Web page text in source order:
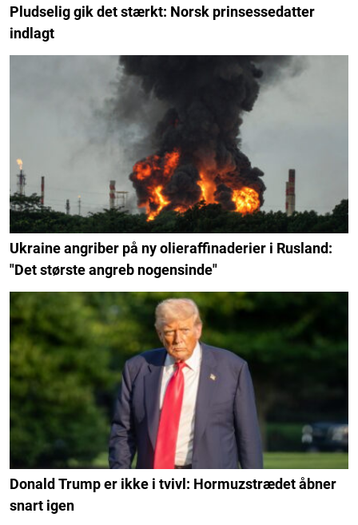
Pludselig gik det stærkt: Norsk prinsessedatter
indlagt
Ukraine angriber på ny olieraffinaderier i Rusland:
"Det største angreb nogensinde"
Donald Trump er ikke i tvivl: Hormuzstrædet åbner
snart igen